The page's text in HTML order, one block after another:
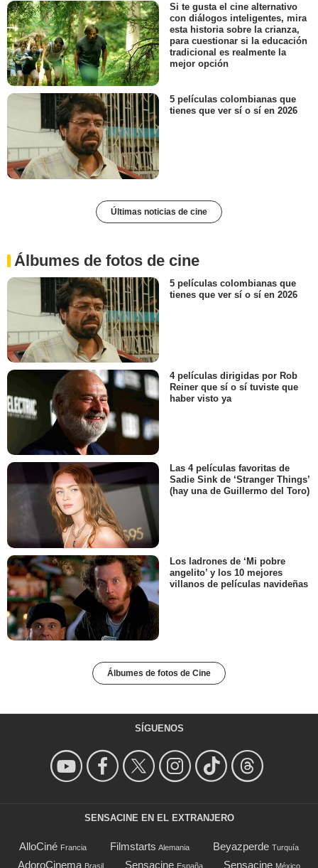
Si te gusta el cine alternativo
con diálogos inteligentes, mira
esta historia sobre la crianza,
para cuestionar si la educación
tradicional es realmente la
mejor opción
5 películas colombianas que
tienes que ver sí o sí en 2026
Últimas noticias de cine
Álbumes de fotos de cine
5 películas colombianas que
tienes que ver sí o sí en 2026
4 películas dirigidas por Rob
Reiner que sí o sí tuviste que
haber visto ya
Las 4 películas favoritas de
Sadie Sink de ‘Stranger Things’
(hay una de Guillermo del Toro)
Los ladrones de ‘Mi pobre
angelito’ y los 10 mejores
villanos de películas navideñas
Álbumes de fotos de Cine
SÍGUENOS
SENSACINE EN EL EXTRANJERO
AlloCiné Francia Filmstarts Alemania Beyazperde Turquía
AdoroCinema Brasil Sensacine España Sensacine México